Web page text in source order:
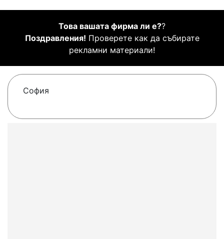
Това вашата фирма ли е??
Поздравления! Проверете как да събирате
рекламни материали!
София